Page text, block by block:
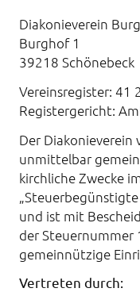
Diakonieverein
Burghof 1
39218 Schönebeck
Vereinsregister: 41
Registergericht:
Der Diakonieverein
unmittelbar
kirchliche Zwecke
und ist mit
der Steuernummer
gemeinnützige
Vertreten durch: